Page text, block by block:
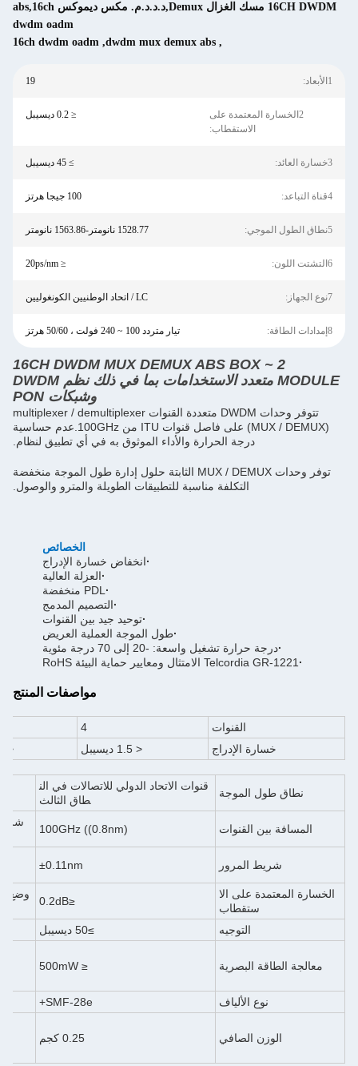
16CH DWDM مسك الغزال Demux,د.د.د.م. مكس ديموكس abs,16ch
dwdm oadm
,
dwdm mux demux abs
,
16ch dwdm oadm
1الأبعاد: 19
2الخسارة المعتمدة على
الاستقطاب:
≤ 0.2 ديسيبل
3خسارة العائد: ≥ 45 ديسيبل
4قناة التباعد: 100 جيجا هرتز
5نطاق الطول الموجي: 1528.77 نانومتر-1563.86 نانومتر
6التشتت اللون: ≤ 20ps/nm
7نوع الجهاز: LC / اتحاد الوطنيين الكونغوليين
8إمدادات الطاقة: تيار متردد 100 ~ 240 فولت ، 50/60 هرتز
2 ~ 16CH DWDM MUX DEMUX ABS BOX
MODULE متعدد الاستخدامات بما في ذلك نظم DWDM
وشبكات PON
تتوفر وحدات DWDM متعددة القنوات multiplexer / demultiplexer
(MUX / DEMUX) على فاصل قنوات ITU من 100GHz.عدم حساسية
درجة الحرارة والأداء الموثوق به في أي تطبيق لنظام.
توفر وحدات MUX / DEMUX الثابتة حلول إدارة طول الموجة منخفضة
التكلفة مناسبة للتطبيقات الطويلة والمترو والوصول.
الخصائص
·انخفاض خسارة الإدراج
·العزلة العالية
· PDL منخفضة
·التصميم المدمج
·توحيد جيد بين القنوات
·طول الموجة العملية العريض
·درجة حرارة تشغيل واسعة: -20 إلى 70 درجة مئوية
· Telcordia GR-1221 الامتثال ومعايير حماية البيئة RoHS
مواصفات المنتج
القنوات
4
خسارة الإدراج
< 1.5 ديسيبل <2.4 ديسيبل
نطاق طول الموجة
قنوات الاتحاد الدولي للاتصالات في الن
طاق الثالث
المسافة بين القنوات 100GHz ((0.8nm)
شريط المرور ±0.11nm
الخسارة المعتمدة على الا
ستقطاب
≤0.2dB
وضع
التوجيه ≥50 ديسيبل
معالجة الطاقة البصرية ≤ 500mW
نوع الألياف SMF-28e+
الوزن الصافي 0.25 كجم